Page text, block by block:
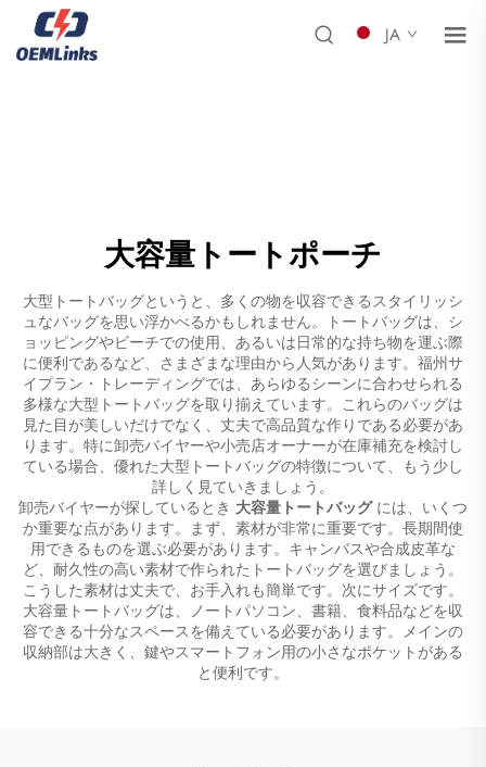
JA
大容量トートポーチ
大型トートバッグというと、多くの物を収容できるスタイリッシ
ュなバッグを思い浮かべるかもしれません。トートバッグは、シ
ョッピングやビーチでの使用、あるいは日常的な持ち物を運ぶ際
に便利であるなど、さまざまな理由から人気があります。福州サ
イプラン・トレーディングでは、あらゆるシーンに合わせられる
多様な大型トートバッグを取り揃えています。これらのバッグは
見た目が美しいだけでなく、丈夫で高品質な作りである必要があ
ります。特に卸売バイヤーや小売店オーナーが在庫補充を検討し
ている場合、優れた大型トートバッグの特徴について、もう少し
詳しく見ていきましょう。
卸売バイヤーが探しているとき 大容量トートバッグ には、いくつ
か重要な点があります。まず、素材が非常に重要です。長期間使
用できるものを選ぶ必要があります。キャンバスや合成皮革な
ど、耐久性の高い素材で作られたトートバッグを選びましょう。
こうした素材は丈夫で、お手入れも簡単です。次にサイズです。
大容量トートバッグは、ノートパソコン、書籍、食料品などを収
容できる十分なスペースを備えている必要があります。メインの
収納部は大きく、鍵やスマートフォン用の小さなポケットがある
と便利です。